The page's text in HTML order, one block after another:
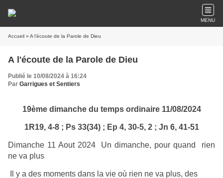
MENU
Accueil » A l'écoute de la Parole de Dieu
A l'écoute de la Parole de Dieu
Publié le 10/08/2024 à 16:24
Par Garrigues et Sentiers
19ème dimanche du temps ordinaire 11/08/2024
1R19, 4-8 ; Ps 33(34) ; Ep 4, 30-5, 2 ; Jn 6, 41-51
Dimanche 11 Aout 2024 Un dimanche, pour quand rien
ne va plus
Il y a des moments dans la vie où rien ne va plus, des